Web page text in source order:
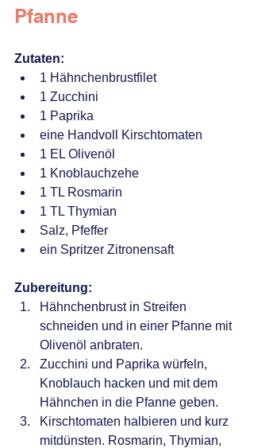
Pfanne
Zutaten:
1 Hähnchenbrustfilet
1 Zucchini
1 Paprika
eine Handvoll Kirschtomaten
1 EL Olivenöl
1 Knoblauchzehe
1 TL Rosmarin
1 TL Thymian
Salz, Pfeffer
ein Spritzer Zitronensaft
Zubereitung:
Hähnchenbrust in Streifen
schneiden und in einer Pfanne mit
Olivenöl anbraten.
Zucchini und Paprika würfeln,
Knoblauch hacken und mit dem
Hähnchen in die Pfanne geben.
Kirschtomaten halbieren und kurz
mitdünsten. Rosmarin, Thymian,